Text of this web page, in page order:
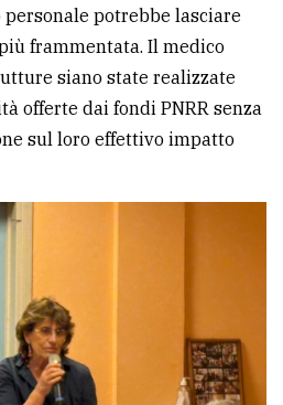
potrebbe lasciare
frammentata. Il medico
siano state realizzate
offerte dai fondi PNRR senza
sul loro effettivo impatto